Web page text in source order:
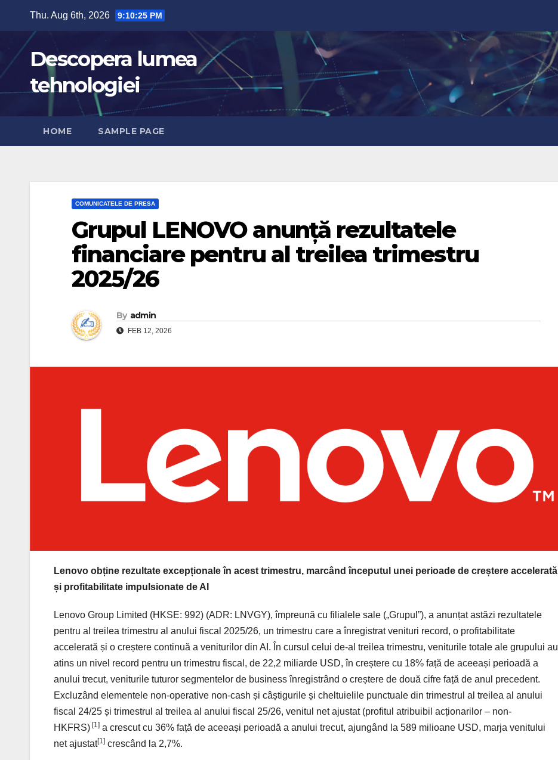
content
Thu. Aug 6th, 2026 9:10:26 PM
Descopera lumea
tehnologiei
HOME SAMPLE PAGE
COMUNICATELE DE PRESA
Grupul LENOVO anunță rezultatele
financiare pentru al treilea trimestru
2025/26
By admin
FEB 12, 2026
Lenovo obține rezultate excepționale în acest trimestru, marcând începutul unei perioade de creștere accelerată
și profitabilitate impulsionate de AI
Lenovo Group Limited (HKSE: 992) (ADR: LNVGY), împreună cu filialele sale („Grupul”), a anunțat astăzi rezultatele
pentru al treilea trimestru al anului fiscal 2025/26, un trimestru care a înregistrat venituri record, o profitabilitate
accelerată și o creștere continuă a veniturilor din AI. În cursul celui de-al treilea trimestru, veniturile totale ale grupului au
atins un nivel record pentru un trimestru fiscal, de 22,2 miliarde USD, în creștere cu 18% față de aceeași perioadă a
anului trecut, veniturile tuturor segmentelor de business înregistrând o creștere de două cifre față de anul precedent.
Excluzând elementele non-operative non-cash și câștigurile și cheltuielile punctuale din trimestrul al treilea al anului
fiscal 24/25 și trimestrul al treilea al anului fiscal 25/26, venitul net ajustat (profitul atribuibil acționarilor – non-
HKFRS) [1] a crescut cu 36% față de aceeași perioadă a anului trecut, ajungând la 589 milioane USD, marja venitului
net ajustat[1] crescând la 2,7%.